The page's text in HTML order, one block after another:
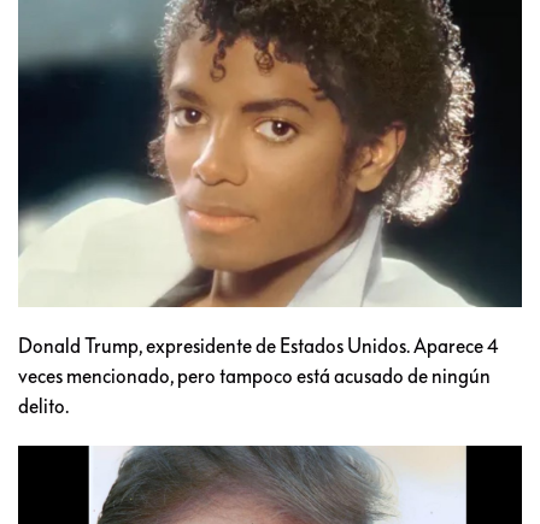
Donald Trump, expresidente de Estados Unidos. Aparece 4
veces mencionado, pero tampoco está acusado de ningún
delito.